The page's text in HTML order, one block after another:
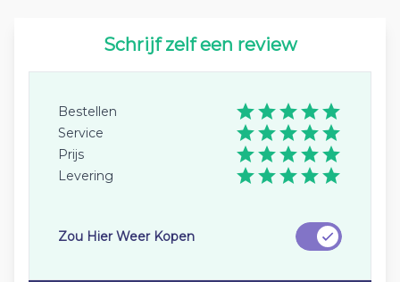
Schrijf zelf een review
Bestellen
Service
Prijs
Levering
Zou Hier Weer Kopen